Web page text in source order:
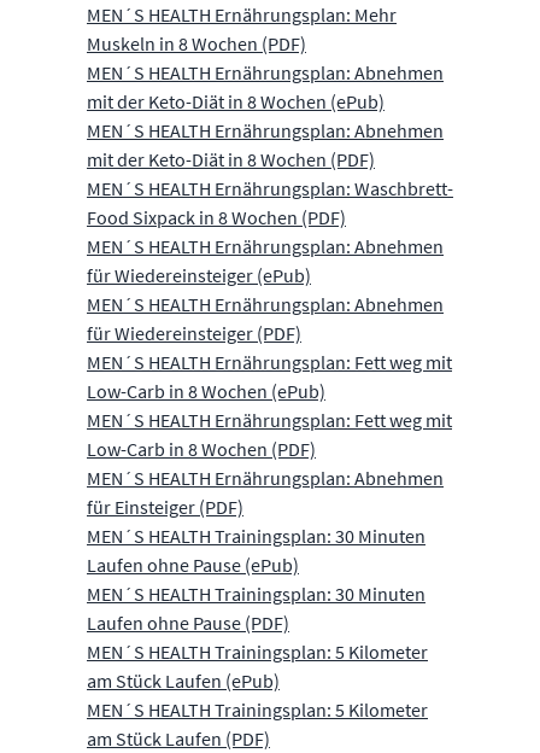
MEN´S HEALTH Ernährungsplan: Mehr
Muskeln in 8 Wochen (PDF)
MEN´S HEALTH Ernährungsplan: Abnehmen
mit der Keto-Diät in 8 Wochen (ePub)
MEN´S HEALTH Ernährungsplan: Abnehmen
mit der Keto-Diät in 8 Wochen (PDF)
MEN´S HEALTH Ernährungsplan: Waschbrett-
Food Sixpack in 8 Wochen (PDF)
MEN´S HEALTH Ernährungsplan: Abnehmen
für Wiedereinsteiger (ePub)
MEN´S HEALTH Ernährungsplan: Abnehmen
für Wiedereinsteiger (PDF)
MEN´S HEALTH Ernährungsplan: Fett weg mit
Low-Carb in 8 Wochen (ePub)
MEN´S HEALTH Ernährungsplan: Fett weg mit
Low-Carb in 8 Wochen (PDF)
MEN´S HEALTH Ernährungsplan: Abnehmen
für Einsteiger (PDF)
MEN´S HEALTH Trainingsplan: 30 Minuten
Laufen ohne Pause (ePub)
MEN´S HEALTH Trainingsplan: 30 Minuten
Laufen ohne Pause (PDF)
MEN´S HEALTH Trainingsplan: 5 Kilometer
am Stück Laufen (ePub)
MEN´S HEALTH Trainingsplan: 5 Kilometer
am Stück Laufen (PDF)